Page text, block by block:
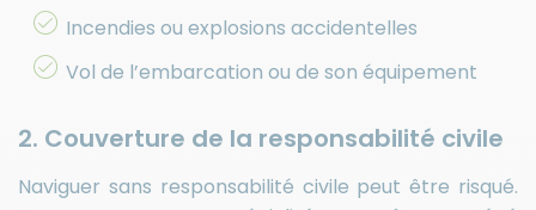
Incendies ou explosions accidentelles
Vol de l’embarcation ou de son équipement
2. Couverture de la responsabilité civile
Naviguer sans responsabilité civile peut être risqué.